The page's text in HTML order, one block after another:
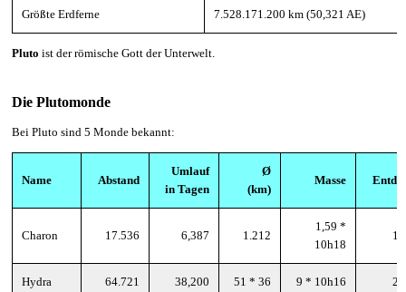
Größte Erdferne 7.528.171.200 km (50,321 AE)
Pluto ist der römische Gott der Unterwelt.
Die Plutomonde
Bei Pluto sind 5 Monde bekannt:
Name Abstand
Umlauf
in Tagen
Ø
(km)
Masse
Charon 17.536 6,387 1.212
1,59 *
10h18
Hydra 64.721 38,200 51 * 36 9 * 10h16